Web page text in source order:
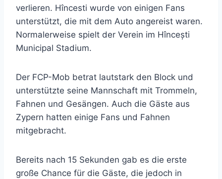
verlieren. Hîncesti wurde von einigen Fans
unterstützt, die mit dem Auto angereist waren.
Normalerweise spielt der Verein im Hîncești
Municipal Stadium.
Der FCP-Mob betrat lautstark den Block und
unterstützte seine Mannschaft mit Trommeln,
Fahnen und Gesängen. Auch die Gäste aus
Zypern hatten einige Fans und Fahnen
mitgebracht.
Bereits nach 15 Sekunden gab es die erste
große Chance für die Gäste, die jedoch in